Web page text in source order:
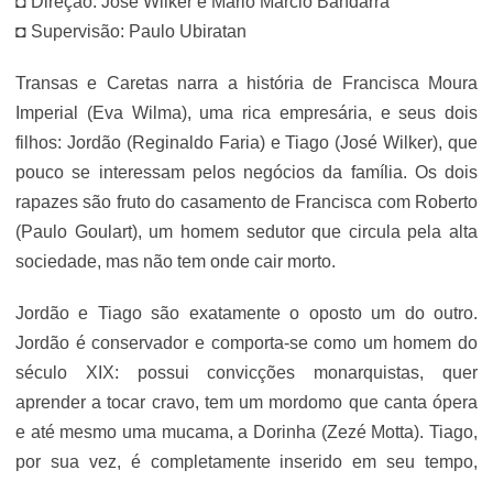
◘ Supervisão: Paulo Ubiratan
Transas e Caretas narra a história de Francisca Moura
Imperial (Eva Wilma), uma rica empresária, e seus dois
filhos: Jordão (Reginaldo Faria) e Tiago (José Wilker), que
pouco se interessam pelos negócios da família. Os dois
rapazes são fruto do casamento de Francisca com Roberto
(Paulo Goulart), um homem sedutor que circula pela alta
sociedade, mas não tem onde cair morto.
Jordão e Tiago são exatamente o oposto um do outro.
Jordão é conservador e comporta-se como um homem do
século XIX: possui convicções monarquistas, quer
aprender a tocar cravo, tem um mordomo que canta ópera
e até mesmo uma mucama, a Dorinha (Zezé Motta). Tiago,
por sua vez, é completamente inserido em seu tempo,